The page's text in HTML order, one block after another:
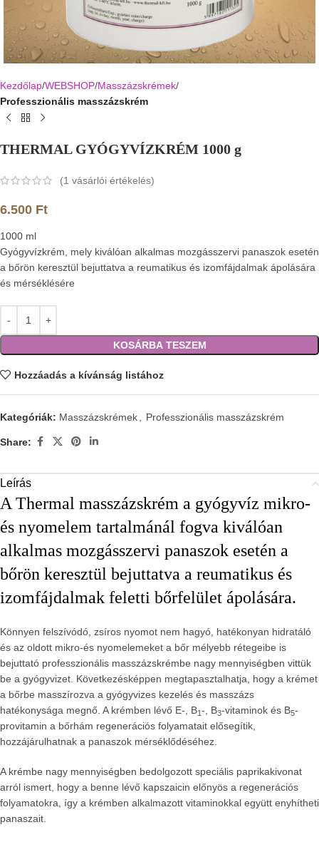
Kezdőlap WEBSHOP Masszázskrémek
Professzionális masszázskrém
THERMAL GYÓGYVÍZKRÉM 1000 g
(1 vásárlói értékelés)
6.500 Ft
1000 ml
Gyógyvízkrém, mely kiválóan alkalmas mozgásszervi panaszok esetén
a bőrön keresztül bejuttatva a reumatikus és izomfájdalmak ápolására
és mérséklésére
KOSÁRBA TESZEM
Hozzáadás a kívánság listához
Kategóriák: Masszázskrémek, Professzionális masszázskrém
Share:
Leírás
A Thermal masszázskrém a gyógyvíz mikro-
és nyomelem tartalmánál fogva kiválóan
alkalmas mozgásszervi panaszok esetén a
bőrön keresztül bejuttatva a reumatikus és
izomfájdalmak feletti bőrfelület ápolására.
Könnyen felszívódó, zsíros nyomot nem hagyó, hatékonyan hidratáló
és az oldott mikro-és nyomelemeket a bőr mélyebb rétegeibe is
bejuttató professzionális masszázskrémbe nagy mennyiségben vittük
be a gyógyvizet. Következésképpen megtapasztalhatja, hogy a krémet
a bőrbe masszírozva a gyógyvizes kezelés és masszázs
hatékonysága megnő. A krémben lévő E-, B1-, B3-vitaminok és B5-
provitamin a bőrhám regenerációs folyamatait elősegítik,
hozzájárulhatnak a panaszok mérséklődéséhez.
A krémbe nagy mennyiségben bedolgozott speciális paprikakivonat
arról ismert, hogy a benne lévő kapszaicin előnyös a regenerációs
folyamatokra, így a krémben alkalmazott vitaminokkal együtt enyhítheti
panaszait.